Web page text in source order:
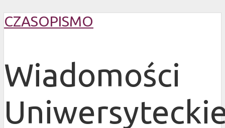
CZASOPISMO
Wiadomości